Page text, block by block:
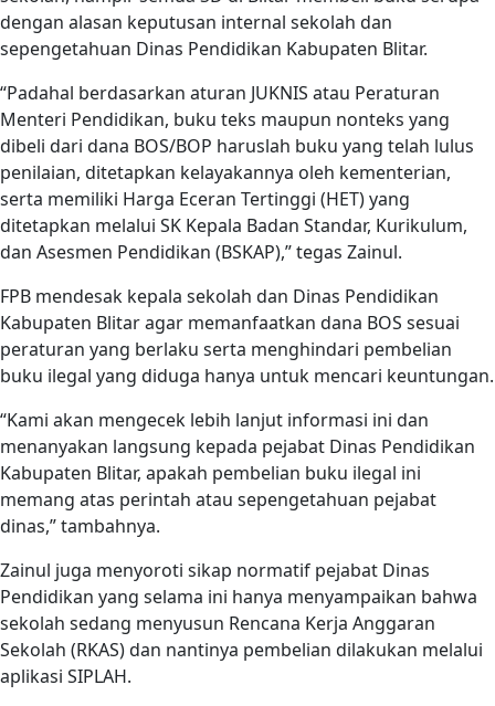
dengan alasan keputusan internal sekolah dan
sepengetahuan Dinas Pendidikan Kabupaten Blitar.
“Padahal berdasarkan aturan JUKNIS atau Peraturan
Menteri Pendidikan, buku teks maupun nonteks yang
dibeli dari dana BOS/BOP haruslah buku yang telah lulus
penilaian, ditetapkan kelayakannya oleh kementerian,
serta memiliki Harga Eceran Tertinggi (HET) yang
ditetapkan melalui SK Kepala Badan Standar, Kurikulum,
dan Asesmen Pendidikan (BSKAP),” tegas Zainul.
FPB mendesak kepala sekolah dan Dinas Pendidikan
Kabupaten Blitar agar memanfaatkan dana BOS sesuai
peraturan yang berlaku serta menghindari pembelian
buku ilegal yang diduga hanya untuk mencari keuntungan.
“Kami akan mengecek lebih lanjut informasi ini dan
menanyakan langsung kepada pejabat Dinas Pendidikan
Kabupaten Blitar, apakah pembelian buku ilegal ini
memang atas perintah atau sepengetahuan pejabat
dinas,” tambahnya.
Zainul juga menyoroti sikap normatif pejabat Dinas
Pendidikan yang selama ini hanya menyampaikan bahwa
sekolah sedang menyusun Rencana Kerja Anggaran
Sekolah (RKAS) dan nantinya pembelian dilakukan melalui
aplikasi SIPLAH.